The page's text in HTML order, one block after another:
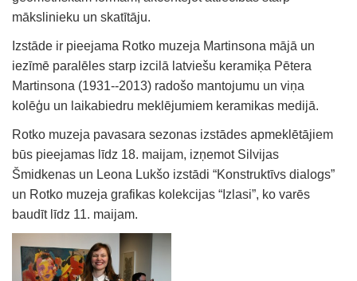
mākslinieku un skatītāju.
Izstāde ir pieejama Rotko muzeja Martinsona mājā un
iezīmē paralēles starp izcilā latviešu keramiķa Pētera
Martinsona (1931--2013) radošo mantojumu un viņa
kolēģu un laikabiedru meklējumiem keramikas medijā.
Rotko muzeja pavasara sezonas izstādes apmeklētājiem
būs pieejamas līdz 18. maijam, izņemot Silvijas
Šmidkenas un Leona Lukšo izstādi “Konstruktīvs dialogs”
un Rotko muzeja grafikas kolekcijas “Izlasi”, ko varēs
baudīt līdz 11. maijam.